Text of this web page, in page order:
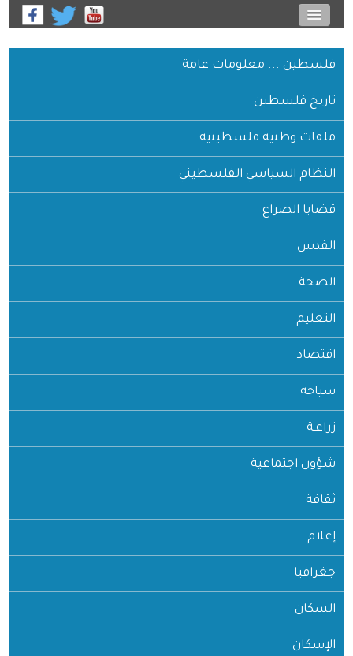
فلسطين ... معلومات عامة
تاريخ فلسطين
ملفات وطنية فلسطينية
النظام السياسي الفلسطيني
قضايا الصراع
القدس
الصحة
التعليم
اقتصاد
سياحة
زراعـة
شؤون اجتماعية
ثقافة
إعلام
جغرافيا
السكان
الإسكان